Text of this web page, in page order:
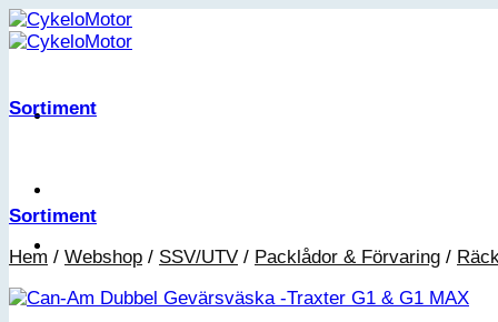
Skip
to
Sortiment
Sortiment
Hem / Webshop / SSV/UTV / Packlådor & Förvaring /